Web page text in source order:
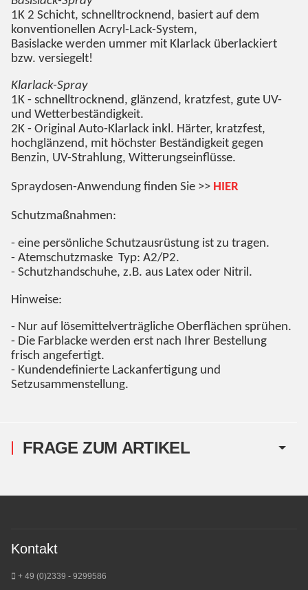
1K 2 Schicht, schnelltrocknend, basiert auf dem
konventionellen Acryl-Lack-System,
Basislacke werden ummer mit Klarlack überlackiert
bzw. versiegelt!
Klarlack-Spray
1K - schnelltrocknend, glänzend, kratzfest, gute UV-
und Wetterbeständigkeit.
2K - Original Auto-Klarlack inkl. Härter, kratzfest,
hochglänzend, mit höchster Beständigkeit gegen
Benzin, UV-Strahlung, Witterungseinflüsse.
Spraydosen-Anwendung finden Sie >> HIER
Schutzmaßnahmen:
- eine persönliche Schutzausrüstung ist zu tragen.
- Atemschutzmaske Typ: A2/P2.
- Schutzhandschuhe, z.B. aus Latex oder Nitril.
Hinweise:
- Nur auf lösemittelverträgliche Oberflächen sprühen.
- Die Farblacke werden erst nach Ihrer Bestellung
frisch angefertigt.
- Kundendefinierte Lackanfertigung und
Setzusammenstellung.
FRAGE ZUM ARTIKEL
Kontakt
+ 49 (0)2339 - 9299586